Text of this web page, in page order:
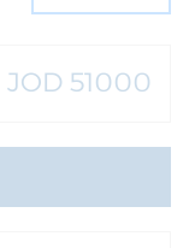
JOD 51000